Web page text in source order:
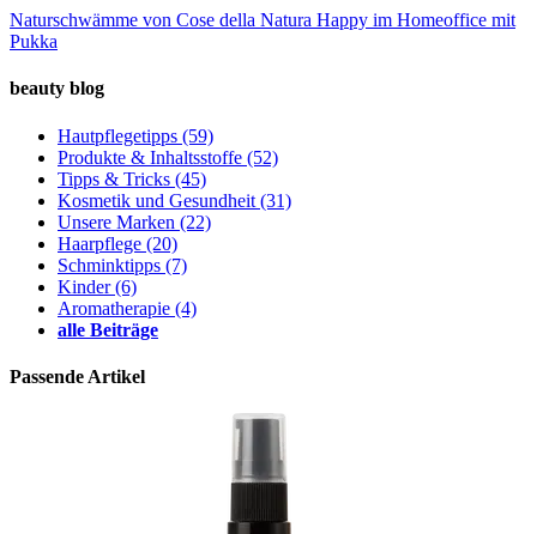
Naturschwämme von Cose della Natura Happy im Homeoffice mit
Pukka
beauty blog
Hautpflegetipps (59)
Produkte & Inhaltsstoffe (52)
Tipps & Tricks (45)
Kosmetik und Gesundheit (31)
Unsere Marken (22)
Haarpflege (20)
Schminktipps (7)
Kinder(6)
Aromatherapie (4)
alle Beiträge
Passende Artikel